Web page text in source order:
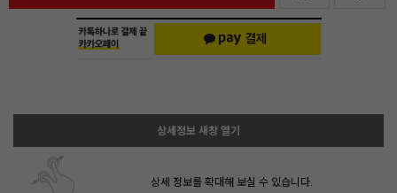
상세정보 새창 열기
상세 정보를 확대해 보실 수 있습니다.